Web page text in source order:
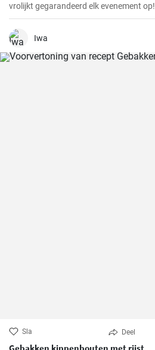
vrolijkt gegarandeerd elk evenement op!
Iwa
Sla Deel